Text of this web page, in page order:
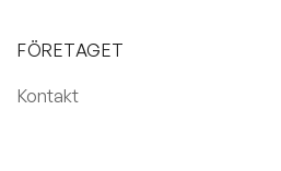
FÖRETAGET
Kontakt